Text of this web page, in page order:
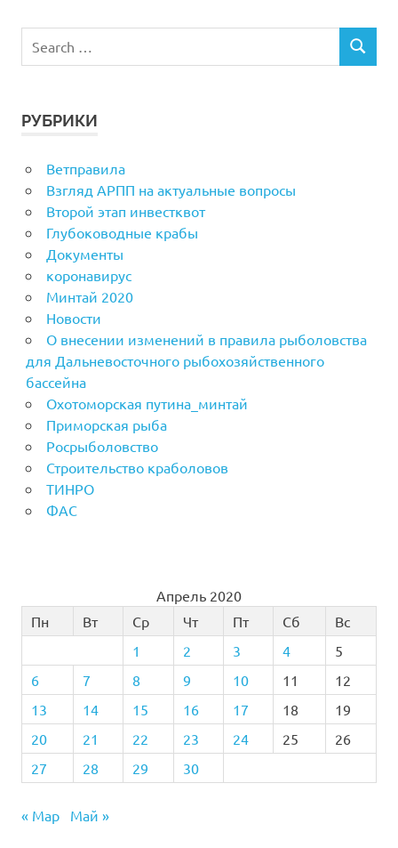
РУБРИКИ
Ветправила
Взгляд АРПП на актуальные вопросы
Второй этап инвестквот
Глубоководные крабы
Документы
коронавирус
Минтай 2020
Новости
О внесении изменений в правила рыболовства
для Дальневосточного рыбохозяйственного
бассейна
Охотоморская путина_минтай
Приморская рыба
Росрыболовство
Строительство краболовов
ТИНРО
ФАС
Апрель 2020
Пн
Вт Ср Чт Пт Сб
Вс
1
2 3 4
5
6
7 8 9 10 11
12
13
14 15 16 17 18
19
20
21 22 23 24 25
26
27
28 29 30
« Мар Май »